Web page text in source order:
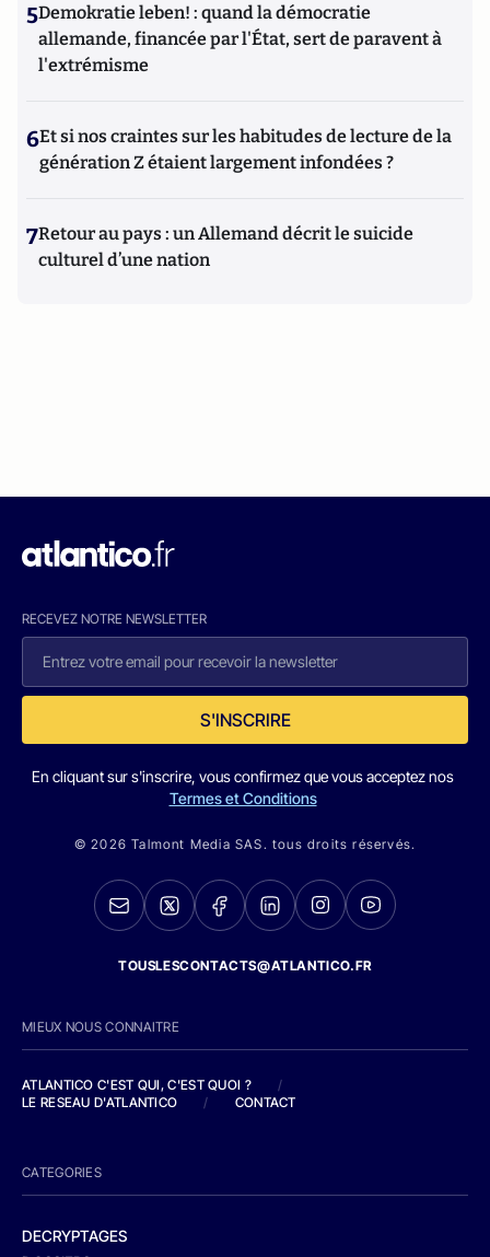
5Demokratie leben! : quand la démocratie
allemande, financée par l'État, sert de paravent à
l'extrémisme
6Et si nos craintes sur les habitudes de lecture de la
génération Z étaient largement infondées ?
7Retour au pays : un Allemand décrit le suicide
culturel d’une nation
RECEVEZ NOTRE NEWSLETTER
S'INSCRIRE
En cliquant sur s'inscrire, vous confirmez que vous acceptez nos
Termes et Conditions
© 2026 Talmont Media SAS. tous droits réservés.
TOUSLESCONTACTS@ATLANTICO.FR
MIEUX NOUS CONNAITRE
ATLANTICO C'EST QUI, C'EST QUOI ?
/
LE RESEAU D'ATLANTICO
/ CONTACT
CATEGORIES
DECRYPTAGES